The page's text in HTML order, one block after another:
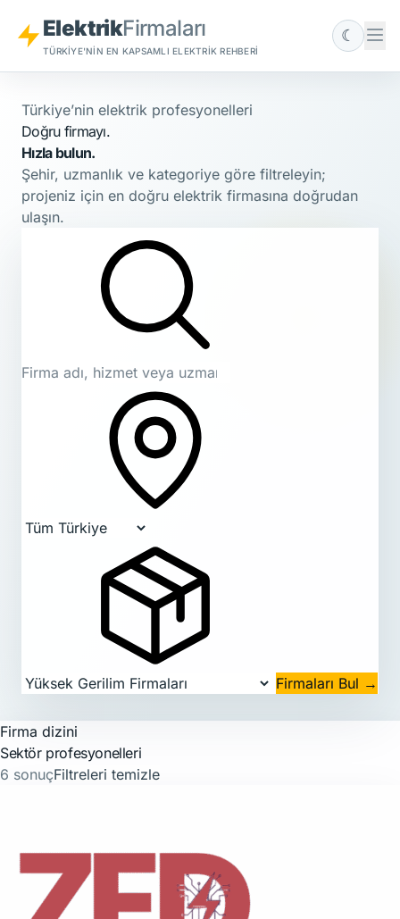
ElektrikFirmaları
TÜRKIYE'NIN EN KAPSAMLI ELEKTRIK REHBERI
☾
Türkiye’nin elektrik profesyonelleri
Doğru firmayı.
Hızla bulun.
Şehir, uzmanlık ve kategoriye göre filtreleyin;
projeniz için en doğru elektrik firmasına doğrudan
ulaşın.
Firmaları Bul →
Firma dizini
Sektör profesyonelleri
6 sonuçFiltreleri temizle